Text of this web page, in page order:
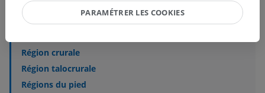
Région coxale
Région fémorale
Région crurale
Région talocrurale
Régions du pied
PARAMÉTRER LES COOKIES